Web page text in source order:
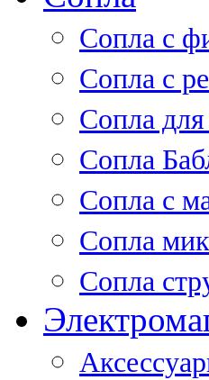
Cопла с
Сопла с
Сопла
Сопла
Сопла с
Сопла
Сопла